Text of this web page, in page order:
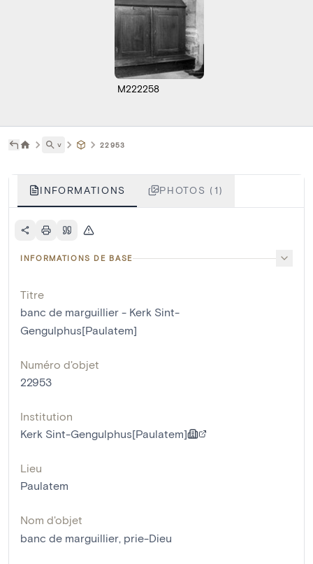
M222258
˅ 22953
INFORMATIONS PHOTOS (1)
INFORMATIONS DE BASE
Titre
banc de marguillier - Kerk Sint-
Gengulphus[Paulatem]
Numéro d'objet
22953
Institution
Kerk Sint-Gengulphus[Paulatem]
Lieu
Paulatem
Nom d'objet
banc de marguillier, prie-Dieu